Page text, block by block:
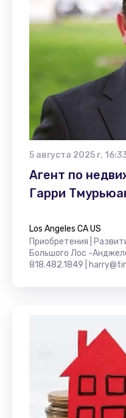
5 августа 2025 г.
Агент по
Гарри
Los Angeles CA US
Приобретения |
Большого Лос -
818.482.1849 |